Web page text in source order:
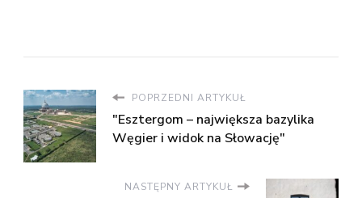
POPRZEDNI ARTYKUŁ
"Esztergom – największa bazylika
Węgier i widok na Słowację"
NASTĘPNY ARTYKUŁ